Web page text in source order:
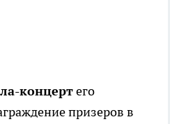
концертего
призеров в